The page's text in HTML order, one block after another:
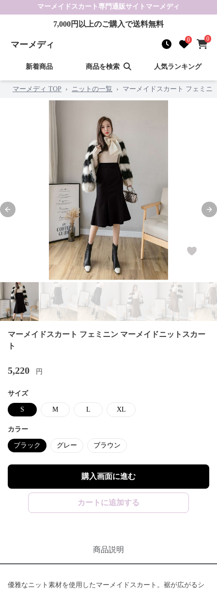
マーメイドスカート 専門通販サイト マーメディ
7,000円以上のご購入で送料無料
マーメディ 0 0
新着商品 商品を検索 人気ランキング
マーメディ TOP › ニットの一覧 › マーメイドスカート フェミニ
Previous slide
マーメイドスカート フェミニン マーメイドニットスカー
ト
5,220 円
サイズ
S M L XL
カラー
ブラック グレー ブラウン
購入画面に進む
カートに追加する
商品説明
優雅なニット素材を使用したマーメイドスカート。裾が広がるシ